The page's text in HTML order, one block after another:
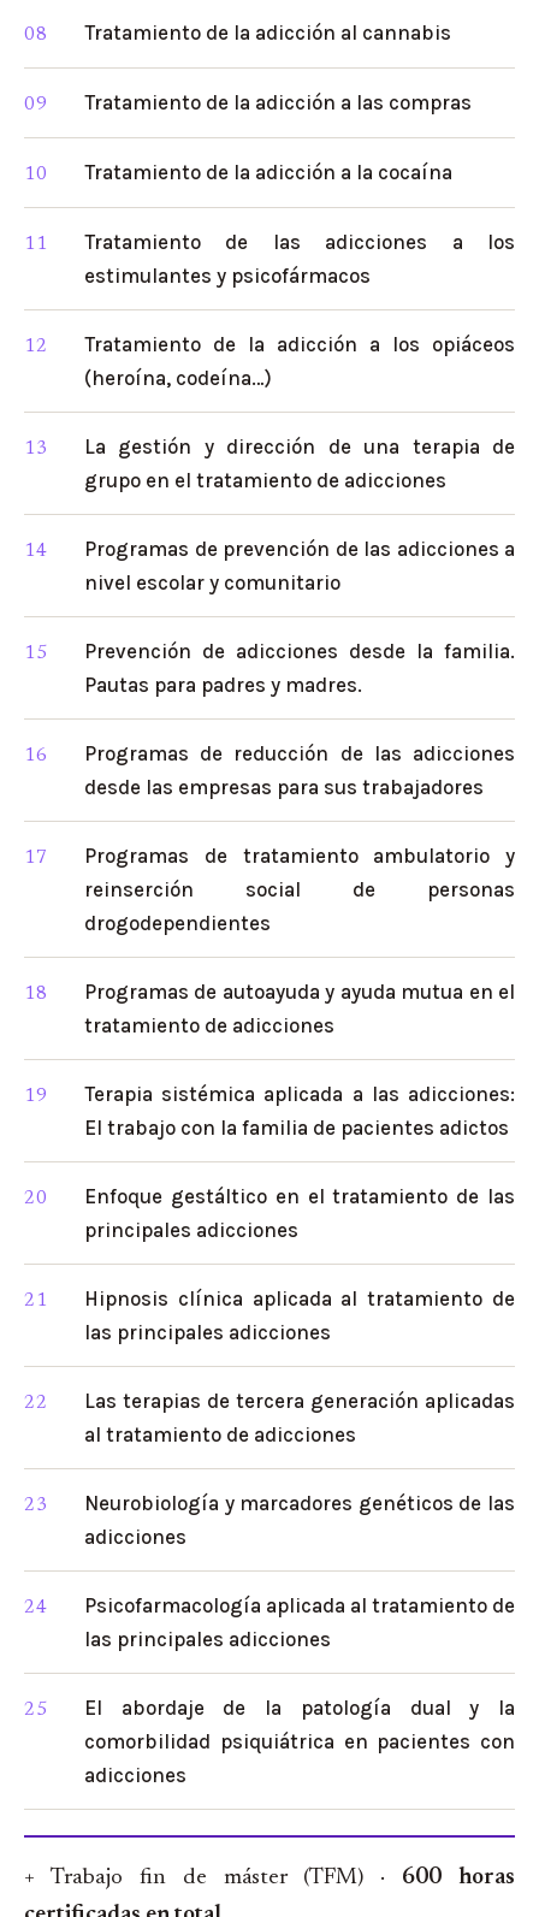
Tratamiento de la adicción al cannabis
Tratamiento de la adicción a las compras
Tratamiento de la adicción a la cocaína
Tratamiento de las adicciones a los
estimulantes y psicofármacos
Tratamiento de la adicción a los opiáceos
(heroína, codeína…)
La gestión y dirección de una terapia de
grupo en el tratamiento de adicciones
Programas de prevención de las adicciones a
nivel escolar y comunitario
Prevención de adicciones desde la familia.
Pautas para padres y madres.
Programas de reducción de las adicciones
desde las empresas para sus trabajadores
Programas de tratamiento ambulatorio y
reinserción social de personas
drogodependientes
Programas de autoayuda y ayuda mutua en el
tratamiento de adicciones
Terapia sistémica aplicada a las adicciones:
El trabajo con la familia de pacientes adictos
Enfoque gestáltico en el tratamiento de las
principales adicciones
Hipnosis clínica aplicada al tratamiento de
las principales adicciones
Las terapias de tercera generación aplicadas
al tratamiento de adicciones
Neurobiología y marcadores genéticos de las
adicciones
Psicofarmacología aplicada al tratamiento de
las principales adicciones
El abordaje de la patología dual y la
comorbilidad psiquiátrica en pacientes con
adicciones
+ Trabajo fin de máster (TFM) · 600 horas